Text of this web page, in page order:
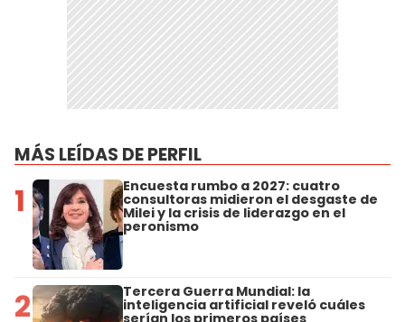
MÁS LEÍDAS DE PERFIL
1 Encuesta rumbo a 2027: cuatro
consultoras midieron el desgaste de
Milei y la crisis de liderazgo en el
peronismo
2 Tercera Guerra Mundial: la
inteligencia artificial reveló cuáles